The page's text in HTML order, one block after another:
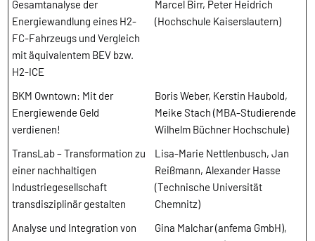
Gesamtanalyse der
Energiewandlung eines H2-
FC-Fahrzeugs und Vergleich
mit äquivalentem BEV bzw.
H2-ICE
Marcel Birr, Peter Heidrich
(Hochschule Kaiserslautern)
BKM Owntown: Mit der
Energiewende Geld
verdienen!
Boris Weber, Kerstin Haubold,
Meike Stach (MBA-Studierende
Wilhelm Büchner Hochschule)
TransLab – Transformation zu
einer nachhaltigen
Industriegesellschaft
transdisziplinär gestalten
Lisa-Marie Nettlenbusch, Jan
Reißmann, Alexander Hasse
(Technische Universität
Chemnitz)
Analyse und Integration von
Gina Malchar (anfema GmbH),